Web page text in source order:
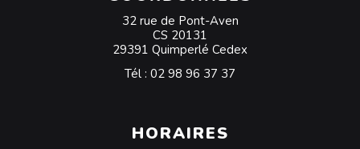
32 rue de Pont-Aven
CS 20131
29391 Quimperlé Cedex
Tél : 02 98 96 37 37
HORAIRES